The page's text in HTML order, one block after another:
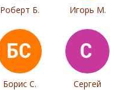
Роберт Б. Игорь М.
Борис С. Сергей